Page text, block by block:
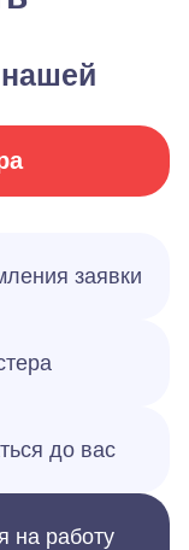
нашей
заявки
до вас
на работу